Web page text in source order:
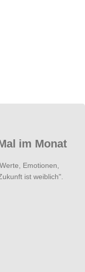
im Monat
Emotionen,
ist weiblich".